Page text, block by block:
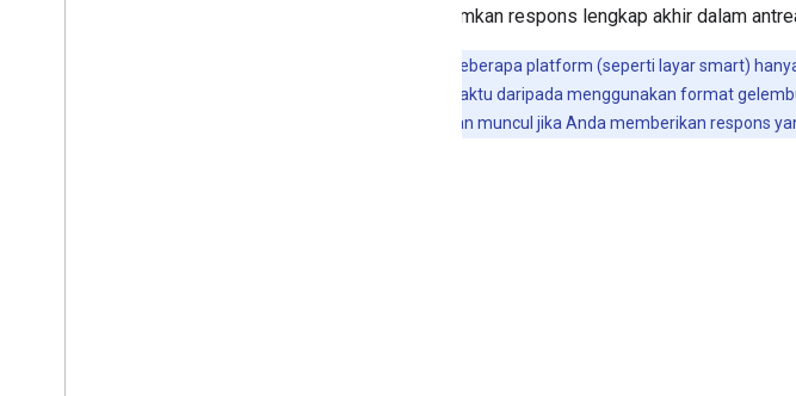
mengirimkan respons lengkap akhir dalam
Beberapa platform (seperti layar smart)
satu tempat waktu daripada menggunakan format
orang kaya akan muncul jika Anda memberikan respons